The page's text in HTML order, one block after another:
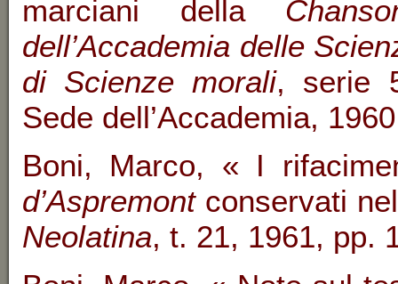
marciani della
dell’Accademia delle
di Scienze morali, serie
Sede dell’Accademia,
Boni, Marco, « I
d’Aspremontconservati
Neolatina, t. 21, 1961, pp.